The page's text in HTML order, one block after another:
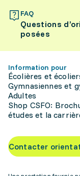
FAQ
Questions
posées
Information pour
Écolières et
Gymnasiennes et
Adultes
Shop CSFO:
études et la
Contacter